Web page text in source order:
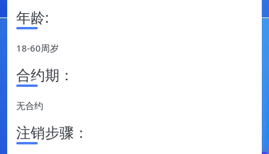
年龄:
18-60周岁
合约期：
无合约
注销步骤：